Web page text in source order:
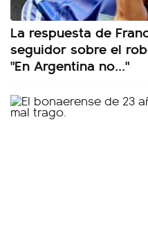
La respuesta de
seguidor sobre el
"En Argentina no..."